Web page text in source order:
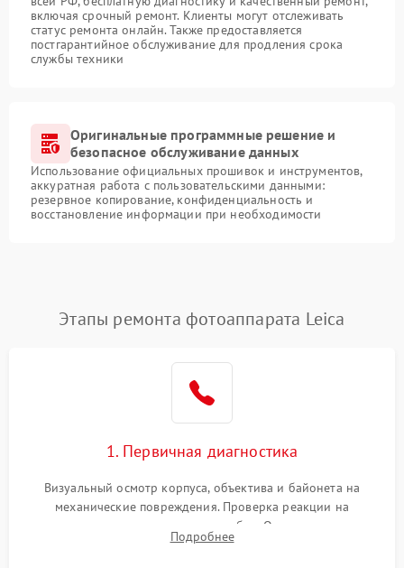
включая срочный ремонт. Клиенты могут отслеживать
статус ремонта онлайн. Также предоставляется
постгарантийное обслуживание для продления срока
службы техники
Оригинальные программные решение и
безопасное обслуживание данных
Использование официальных прошивок и инструментов,
аккуратная работа с пользовательскими данными:
резервное копирование, конфиденциальность и
восстановление информации при необходимости
Этапы ремонта фотоаппарата Leica
1. Первичная диагностика
Визуальный осмотр корпуса, объектива и байонета на
механические повреждения. Проверка реакции на
включение, считывание кодов ошибок. Оценка состояния
матрицы и затвора, проверка работы автофокуса и вспышки.
Подробнее